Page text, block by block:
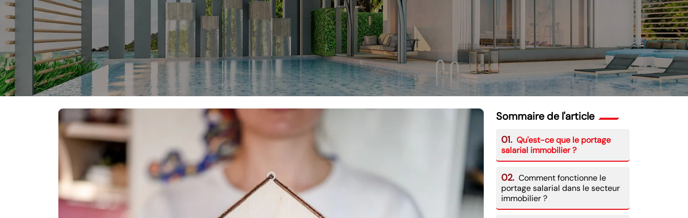
Sommaire de l'article
01. Qu'est-ce que le portage
salarial immobilier ?
02. Comment fonctionne le
portage salarial dans le secteur
immobilier ?